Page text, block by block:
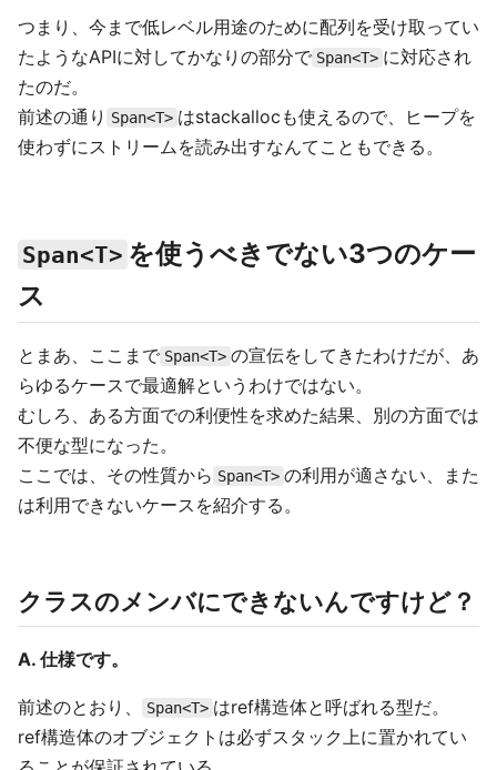
つまり、今まで低レベル用途のために配列を受け取ってい
たようなAPIに対してかなりの部分で Span<T> に対応され
たのだ。
前述の通り Span<T> はstackallocも使えるので、ヒープを
使わずにストリームを読み出すなんてこともできる。
Span<T> を使うべきでない3つのケー
ス
とまあ、ここまで Span<T> の宣伝をしてきたわけだが、あ
らゆるケースで最適解というわけではない。
むしろ、ある方面での利便性を求めた結果、別の方面では
不便な型になった。
ここでは、その性質から Span<T> の利用が適さない、また
は利用できないケースを紹介する。
クラスのメンバにできないんですけど？
A. 仕様です。
前述のとおり、 Span<T> はref構造体と呼ばれる型だ。
ref構造体のオブジェクトは必ずスタック上に置かれてい